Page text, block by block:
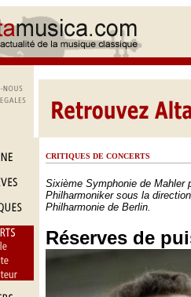
CRITIQUES DE CONCERTS
Sixième Symphonie de Mahler
Philharmoniker sous la
Philharmonie de Berlin.
Réserves de